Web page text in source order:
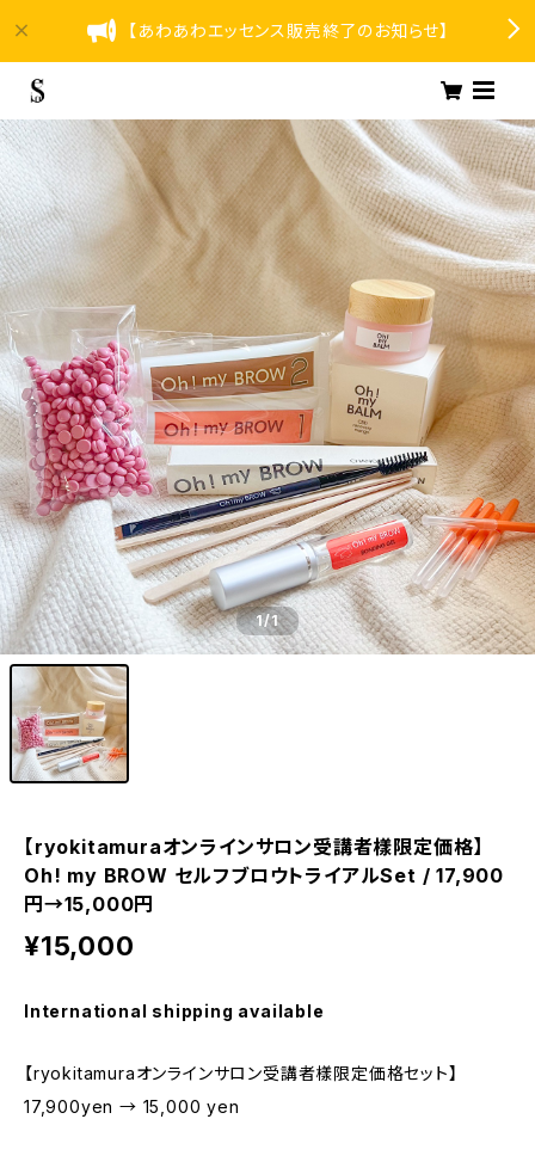
【あわあわエッセンス販売終了のお知らせ】
1/1
【ryokitamuraオンラインサロン受講者樣限定価格】
Oh! my BROW セルフブロウトライアルSet / 17,900
円→15,000円
¥15,000
International shipping available
【ryokitamuraオンラインサロン受講者樣限定価格セット】
17,900yen → 15,000 yen